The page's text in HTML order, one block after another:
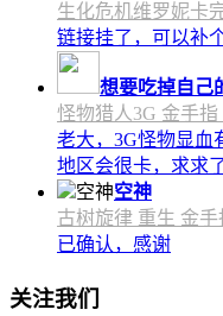
生化危机维罗妮卡
链接挂了，可以补
想要吃掉自己
怪物猎人3G 金手指
老大，3G怪物显血
地区会很卡，求求
空神
古树旋律 重生 金手
已确认，感谢
关注我们